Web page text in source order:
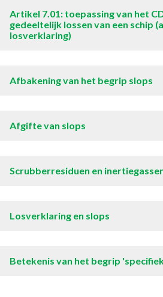
Artikel 7.01: toepassing van het
gedeeltelijk lossen van een schip
losverklaring)
Afbakening van het begrip slops
Afgifte van slops
Scrubberresiduen en
Losverklaring en slops
Betekenis van het begrip